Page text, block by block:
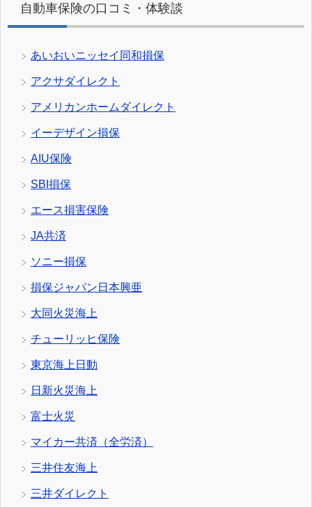
自動車保険の口コミ・体験談
あいおいニッセイ同和損保
アクサダイレクト
アメリカンホームダイレクト
イーデザイン損保
AIU保険
SBI損保
エース損害保険
JA共済
ソニー損保
損保ジャパン日本興亜
大同火災海上
チューリッヒ保険
東京海上日動
日新火災海上
富士火災
マイカー共済（全労済）
三井住友海上
三井ダイレクト